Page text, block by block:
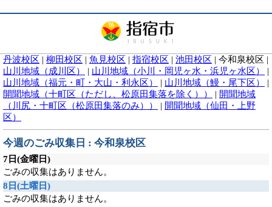
丹波校区 | 柳田校区 | 魚見校区 | 指宿校区 | 池田校区 | 今和泉校区 |
山川地域（成川区）
| 山川地域（小川・岡児ヶ水・浜児ヶ水区）
|
山川地域（福元・町・大山・利永区）
| 山川地域（鰻・尾下区）
|
開聞地域（十町区（ただし、松原田集落を除く））
| 開聞地域
（川尻・十町区（松原田集落のみ））
| 開聞地域（仙田・上野
区）
今週のごみ収集日 : 今和泉校区
7日(金曜日)
ごみの収集はありません。
8日(土曜日)
ごみの収集はありません。